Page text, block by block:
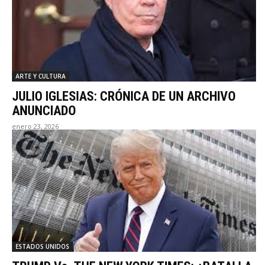
ARTE Y CULTURA
JULIO IGLESIAS: CRÓNICA DE UN ARCHIVO
ANUNCIADO
enero 23, 2026
ESTADOS UNIDOS